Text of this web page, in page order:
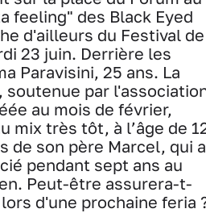
feeling" des Black Eyed
d'ailleurs du Festival de
23 juin. Derrière les
Paravisini, 25 ans. La
soutenue par
au mois de février,
mix très tôt, à l’âge de
de son père Marcel, qui a
pendant sept ans au
Peut-être assurera-t-
d'une prochaine feria